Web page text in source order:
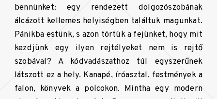
bennünket: egy rendezett dolgozószobának
álcázott kellemes helyiségben találtuk magunkat.
Pánikba estünk, s azon törtük a fejünket, hogy mit
kezdjünk egy ilyen rejtélyeket nem is rejtő
szobával? A kódvadászathoz túl egyszerűnek
látszott ez a hely. Kanapé, íróasztal, festmények a
falon, könyvek a polcokon. Mintha egy modern